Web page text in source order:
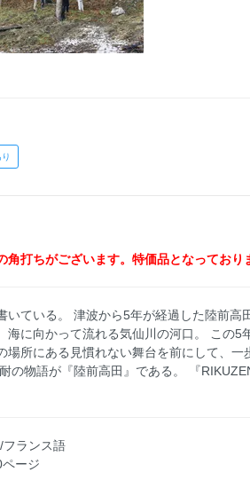
打ちがございます。特価品となっており
いている。 津波から5年が経過した陸前
海に向かって流れる気仙川の河口。 この
場所にある見慣れない舞台を前にして、
の物語が『陸前高田』である。 『
ランス語
ージ